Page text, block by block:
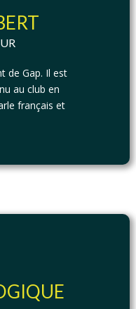
de Gap. Il est
au club en
français et